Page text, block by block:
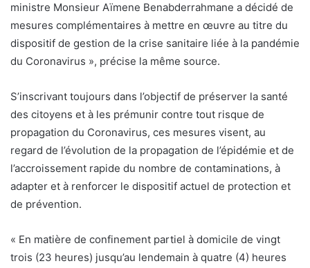
ministre Monsieur Aïmene Benabderrahmane a décidé de
mesures complémentaires à mettre en œuvre au titre du
dispositif de gestion de la crise sanitaire liée à la pandémie
du Coronavirus », précise la même source.
S’inscrivant toujours dans l’objectif de préserver la santé
des citoyens et à les prémunir contre tout risque de
propagation du Coronavirus, ces mesures visent, au
regard de l’évolution de la propagation de l’épidémie et de
l’accroissement rapide du nombre de contaminations, à
adapter et à renforcer le dispositif actuel de protection et
de prévention.
« En matière de confinement partiel à domicile de vingt
trois (23 heures) jusqu’au lendemain à quatre (4) heures